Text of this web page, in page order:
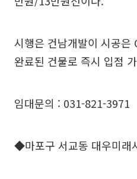
시행은 건남개발이 시공은
완료된 건물로 즉시 입점
임대문의 : 031-821-3971
◆마포구 서교동 대우미래